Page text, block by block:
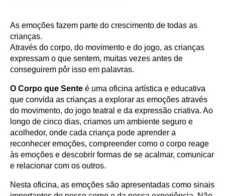
As emoções fazem parte do crescimento de todas as
crianças.
Através do corpo, do movimento e do jogo, as crianças
expressam o que sentem, muitas vezes antes de
conseguirem pôr isso em palavras.
O Corpo que Sente é uma oficina artística e educativa
que convida as crianças a explorar as emoções através
do movimento, do jogo teatral e da expressão criativa. Ao
longo de cinco dias, criamos um ambiente seguro e
acolhedor, onde cada criança pode aprender a
reconhecer emoções, compreender como o corpo reage
às emoções e descobrir formas de se acalmar, comunicar
e relacionar com os outros.
Nesta oficina, as emoções são apresentadas como sinais